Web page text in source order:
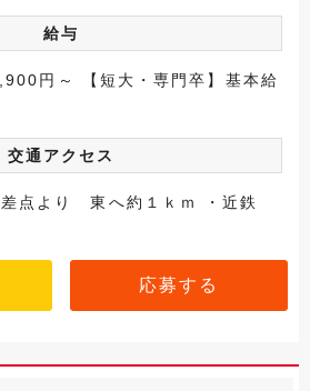
給与
円～ 【短大・専門卒】基本給
交通アクセス
点より 東へ約１ｋｍ ・近鉄
応募する